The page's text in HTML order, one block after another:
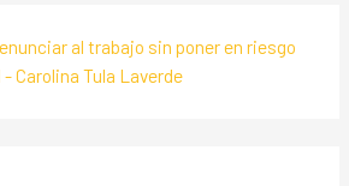
al trabajo sin poner en riesgo
Carolina Tula Laverde